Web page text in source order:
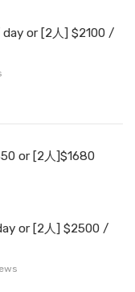
day or [2人] $2100 /
or [2人]$1680
or [2人] $2500 /